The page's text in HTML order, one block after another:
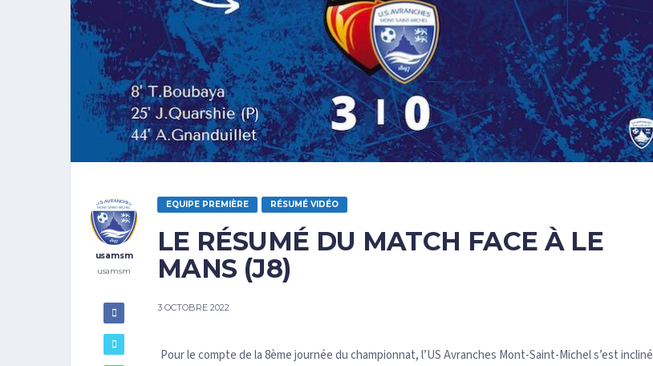
usamsm
usamsm
EQUIPE PREMIÈRE RÉSUMÉ VIDÉO
LE RÉSUMÉ DU MATCH FACE À LE
MANS (J8)
3 OCTOBRE 2022
Pour le compte de la 8ème journée du championnat, l’US Avranches Mont-Saint-Michel s’est incliné